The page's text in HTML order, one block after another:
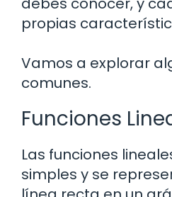
propias
Vamos a explorar
comunes.
Funciones
Las funciones
simples y se